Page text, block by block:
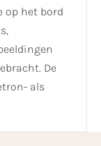
op het bord
De
als